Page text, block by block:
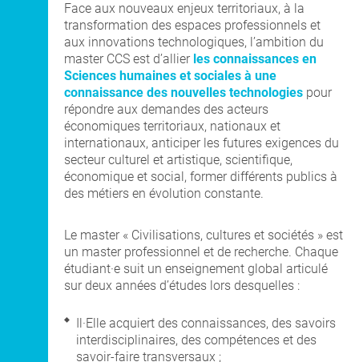
OPEN SCHOOL
CONTACTS
Face aux nouveaux enjeux territoriaux, à la
transformation des espaces professionnels et
aux innovations technologiques, l’ambition du
master CCS est d’allier les connaissances en
Sciences humaines et sociales à une
connaissance des nouvelles technologies pour
répondre aux demandes des acteurs
économiques territoriaux, nationaux et
internationaux, anticiper les futures exigences du
secteur culturel et artistique, scientifique,
économique et social, former différents publics à
des métiers en évolution constante.
Le master « Civilisations, cultures et sociétés » est
un master professionnel et de recherche. Chaque
étudiant·e suit un enseignement global articulé
sur deux années d’études lors desquelles :
Il·Elle acquiert des connaissances, des savoirs
interdisciplinaires, des compétences et des
savoir-faire transversaux ;